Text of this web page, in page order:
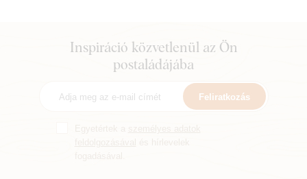
Inspiráció közvetlenül az Ön
postaládájába
Feliratkozás